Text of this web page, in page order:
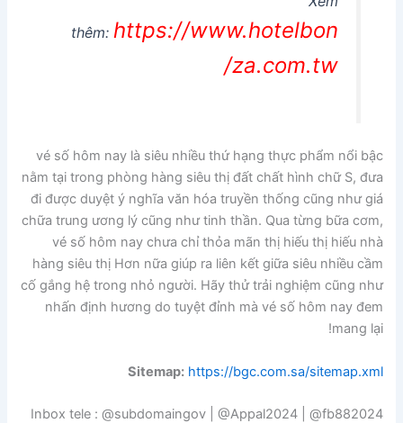
thêm: https://www.hotelbon
za.com.tw/
vé số hôm nay là siêu nhiều thứ hạng thực phẩm nổi bậc
nằm tại trong phòng hàng siêu thị đất chất hình chữ S, đưa
đi được duyệt ý nghĩa văn hóa truyền thống cũng như giá
chữa trung ương lý cũng như tinh thần. Qua từng bữa cơm,
vé số hôm nay chưa chỉ thỏa mãn thị hiếu thị hiếu nhà
hàng siêu thị Hơn nữa giúp ra liên kết giữa siêu nhiều cầm
cố gắng hệ trong nhỏ người. Hãy thử trải nghiệm cũng như
nhấn định hương do tuyệt đỉnh mà vé số hôm nay đem
mang lại!
Sitemap: https://bgc.com.sa/sitemap.xml
Inbox tele : @subdomaingov | @Appal2024 | @fb882024